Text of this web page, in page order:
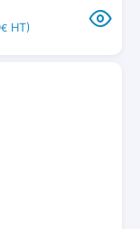
€HT)